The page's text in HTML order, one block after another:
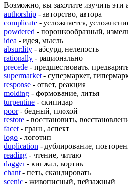
Возможно, вы захотите изучить эти
authorship - авторство, автора
complicate - усложняется,
powdered - порошкообразный,
idea - идея, мысль
absurdity - абсурд, нелепость
rationally - рационально
precede - предшествовать,
supermarket - супермаркет,
response - ответ, реакция
molding - формование, литья
turpentine - скипидар
poor- бедный, плохой
restore - восстановить,
facet - грань, аспект
logo - логотип
duplication - дублирование,
reading - чтение, читаю
dagger- кинжал, кортик
chant - петь, скандировать
scenic - живописный, пейзажный